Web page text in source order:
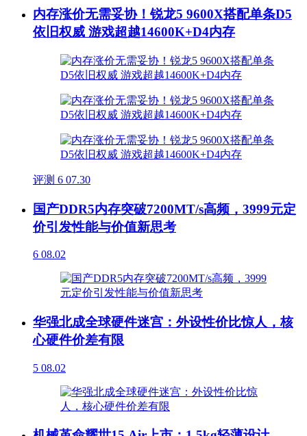
内存涨价无需妥协！锐龙5 9600X搭配单条D5
依旧权威 游戏超越14600K+D4内存
评测 6 07.30
国产DDR5内存突破7200MT/s高频，3999元定
价引发性能与价值新思考
6 08.02
华强北成全球硬件迷宫：外设性价比惊人，核
心硬件价差有限
5 08.02